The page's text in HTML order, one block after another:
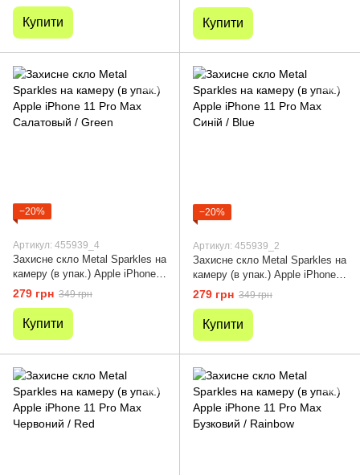
Купити Купити
−20%
Артикул: 455939_4
Захисне скло Metal Sparkles на
камеру (в упак.) Apple iPhone
11 Pro Max Салатовый / Green
279 грн 349 грн
Купити
−20%
Артикул: 455939_2
Захисне скло Metal Sparkles на
камеру (в упак.) Apple iPhone
11 Pro Max Синій / Blue
279 грн 349 грн
Купити